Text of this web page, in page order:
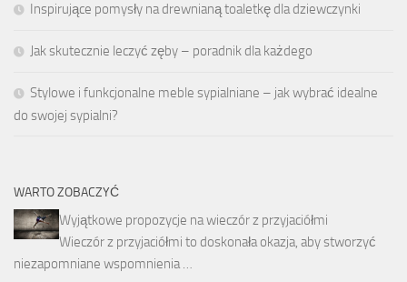
Inspirujące pomysły na drewnianą toaletkę dla dziewczynki
Jak skutecznie leczyć zęby – poradnik dla każdego
Stylowe i funkcjonalne meble sypialniane – jak wybrać idealne
do swojej sypialni?
WARTO ZOBACZYĆ
Wyjątkowe propozycje na wieczór z przyjaciółmi
Wieczór z przyjaciółmi to doskonała okazja, aby stworzyć
niezapomniane wspomnienia …